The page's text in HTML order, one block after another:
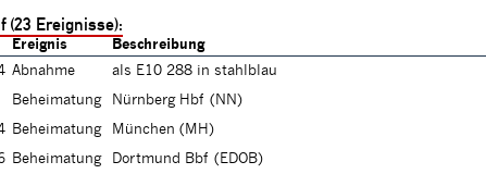
(23 Ereignisse):
Ereignis
Beschreibung
Abnahme
als E10 288 in stahlblau
Beheimatung
Nürnberg Hbf (NN)
Beheimatung
München (MH)
Beheimatung
Dortmund Bbf (EDOB)